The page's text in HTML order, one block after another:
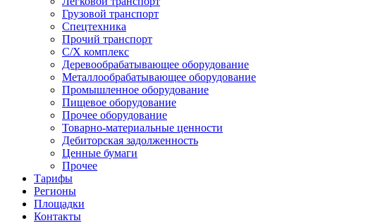
Грузовой транспорт
Спецтехника
Прочий транспорт
С/Х комплекс
Деревообрабатывающее оборудование
Металлообрабатывающее оборудование
Промышленное оборудование
Пищевое оборудование
Прочее оборудование
Товарно-материальные ценности
Дебиторская задолженность
Ценные бумаги
Прочее
Тарифы
Регионы
Площадки
Контакты